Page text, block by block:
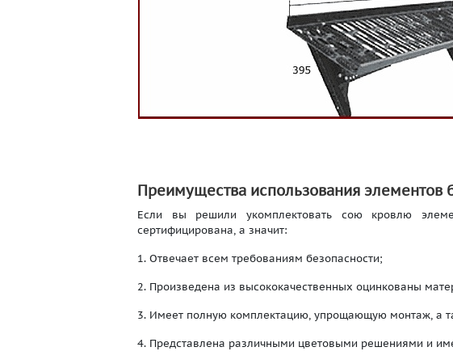
Преимущества использования элементов
Если вы решили укомплектовать сою кровлю
сертифицирована, а значит:
1. Отвечает всем требованиям безопасности;
2. Произведена из высококачественных оцинкованы
3. Имеет полную комплектацию, упрощающую монтаж, а
4. Представлена различными цветовыми решениями и